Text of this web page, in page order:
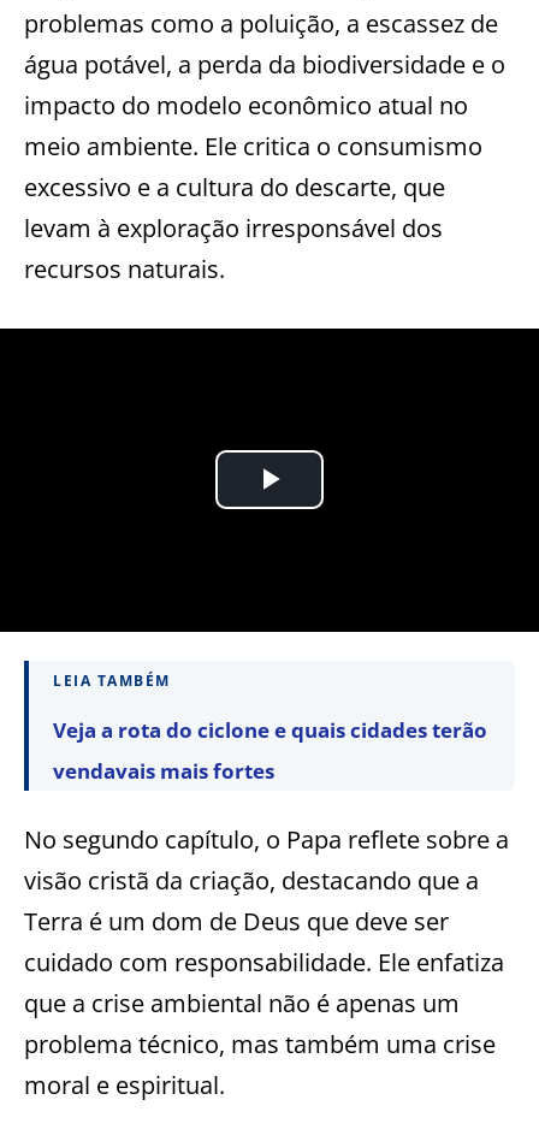
problemas como a poluição, a escassez de
água potável, a perda da biodiversidade e o
impacto do modelo econômico atual no
meio ambiente. Ele critica o consumismo
excessivo e a cultura do descarte, que
levam à exploração irresponsável dos
recursos naturais.
LEIA TAMBÉM
Veja a rota do ciclone e quais cidades terão
vendavais mais fortes
No segundo capítulo, o Papa reflete sobre a
visão cristã da criação, destacando que a
Terra é um dom de Deus que deve ser
cuidado com responsabilidade. Ele enfatiza
que a crise ambiental não é apenas um
problema técnico, mas também uma crise
moral e espiritual.